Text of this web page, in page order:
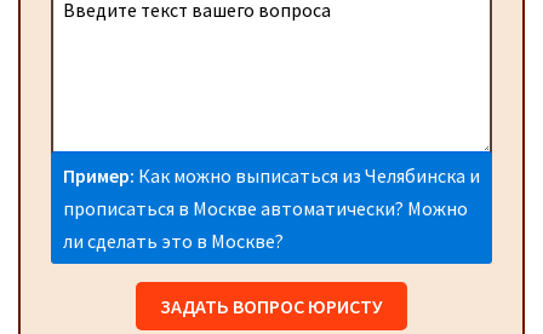
Пример: Как можно выписаться из Челябинска и
прописаться в Москве автоматически? Можно
ли сделать это в Москве?
ЗАДАТЬ ВОПРОС ЮРИСТУ